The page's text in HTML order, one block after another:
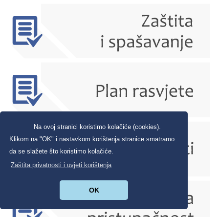
Na ovoj stranici koristimo kolačiće (cookies).
Klikom na "OK" i nastavkom korištenja stranice smatramo
da se slažete što koristimo kolačiće.
Zaštita privatnosti i uvjeti korištenja
OK